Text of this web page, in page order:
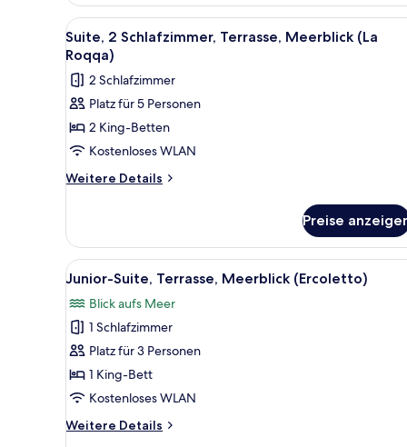
Bergblick
(Stella)
Alle
Fotos
für
Suite,
2 Schlafzimmer,
Terrasse,
Meerblick
(La
Ein Hotelzimmer mit Balkon,
14
Suite, 2 Schlafzimmer, Terrasse, Meerblick (La
Roqqa)
2 Schlafzimmer
Platz für 5 Personen
2 King-Betten
Kostenloses WLAN
Weitere Details
Weitere
2 Schlafzimmer,
Terrasse,
Meerblick
Roqqa)
Preise
Alle
Fotos
für
Junior-
Suite,
Terrasse,
Meerblick
anzeigen
Ein Hotelzimmer mit einem
4
Junior-Suite, Terrasse, Meerblick (Ercoletto)
Blick aufs Meer
1 Schlafzimmer
Platz für 3 Personen
1 King-Bett
Kostenloses WLAN
Weitere Details
Weitere